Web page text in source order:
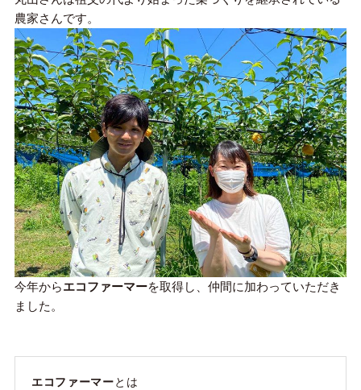
農家さんです。
今年からエコファーマーを取得し、仲間に加わっていただき
ました。
エコファーマーとは